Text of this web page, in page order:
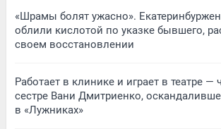
«Шрамы болят ужасно».
облили кислотой по указке бывшего,
своем восстановлении
Работает в клинике и играет в театре —
сестре Вани Дмитриенко,
в «Лужниках»